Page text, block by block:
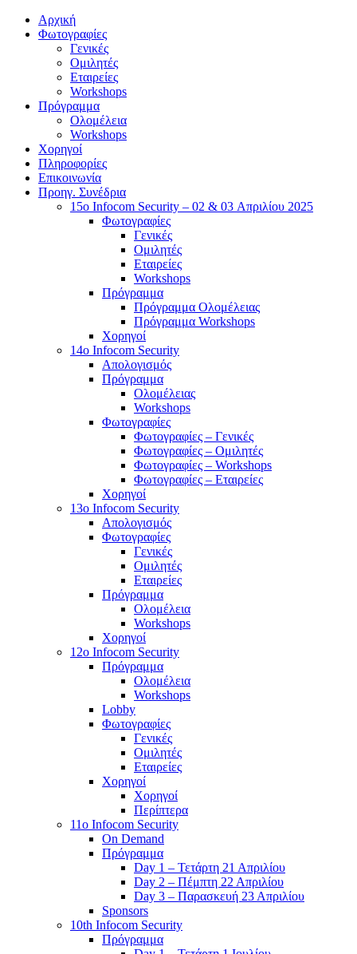
Αρχική
Φωτογραφίες
Γενικές
Ομιλητές
Εταιρείες
Workshops
Πρόγραμμα
Ολομέλεια
Workshops
Χορηγοί
Πληροφορίες
Επικοινωνία
Προηγ. Συνέδρια
15o Infocom Security – 02 & 03 Απριλίου 2025
Φωτογραφίες
Γενικές
Ομιλητές
Εταιρείες
Workshops
Πρόγραμμα
Πρόγραμμα Ολομέλειας
Πρόγραμμα Workshops
Χορηγοί
14o Infocom Security
Απολογισμός
Πρόγραμμα
Ολομέλειας
Workshops
Φωτογραφίες
Φωτογραφίες – Γενικές
Φωτογραφίες – Ομιλητές
Φωτογραφίες – Workshops
Φωτογραφίες – Εταιρείες
Χορηγοί
13o Infocom Security
Απολογισμός
Φωτογραφίες
Γενικές
Ομιλητές
Εταιρείες
Πρόγραμμα
Ολομέλεια
Workshops
Χορηγοί
12o Infocom Security
Πρόγραμμα
Ολομέλεια
Workshops
Lobby
Φωτογραφίες
Γενικές
Ομιλητές
Εταιρείες
Χορηγοί
Χορηγοί
Περίπτερα
11o Infocom Security
On Demand
Πρόγραμμα
Day 1 – Τετάρτη 21 Απριλίου
Day 2 – Πέμπτη 22 Απριλίου
Day 3 – Παρασκευή 23 Απριλίου
Sponsors
10th Infocom Security
Πρόγραμμα